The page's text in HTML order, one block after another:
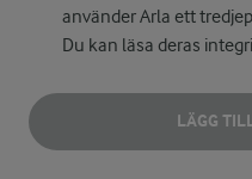
använder Arla ett
Du kan läsa deras
LÄGG